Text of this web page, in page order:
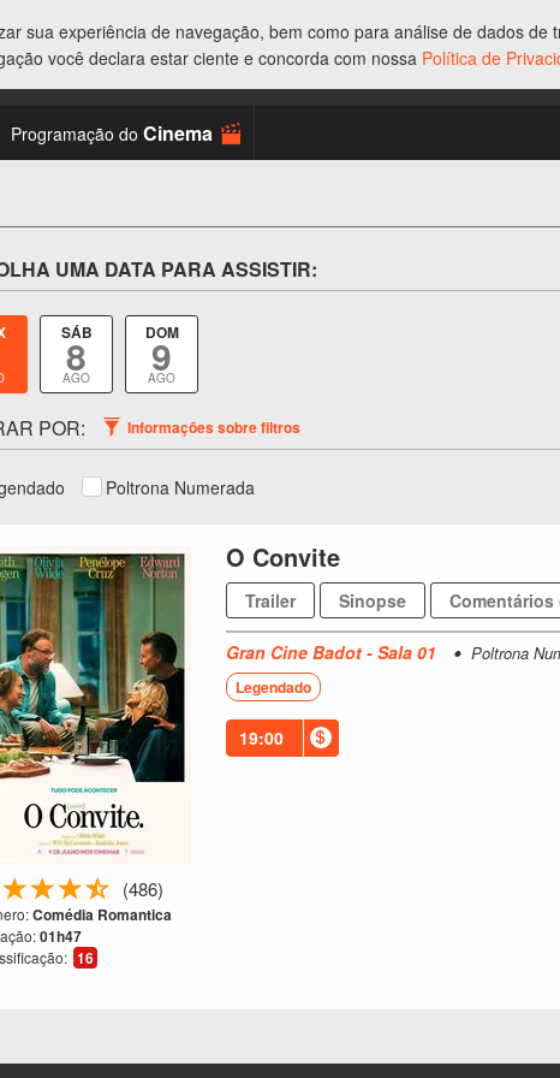
Programação do Cinema
UMA DATA PARA ASSISTIR:
SÁB
8
AGO
DOM
9
AGO
POR: Informações sobre filtros
Poltrona Numerada
(486)
Comédia Romantica
01h47
16
O Convite
Trailer Sinopse Comentários
Gran Cine Badot - Sala 01 Poltrona
Legendado
19:00
sua experiência de navegação, bem como para análise de dados de
você declara estar ciente e concorda com nossa Política de